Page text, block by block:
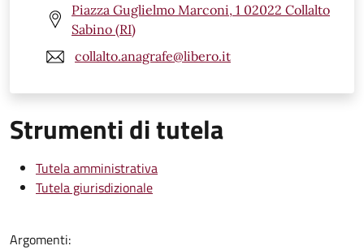
Piazza Guglielmo Marconi, 1 02022 Collalto
Sabino (RI)
collalto.anagrafe@libero.it
Strumenti di tutela
Tutela amministrativa
Tutela giurisdizionale
Argomenti: